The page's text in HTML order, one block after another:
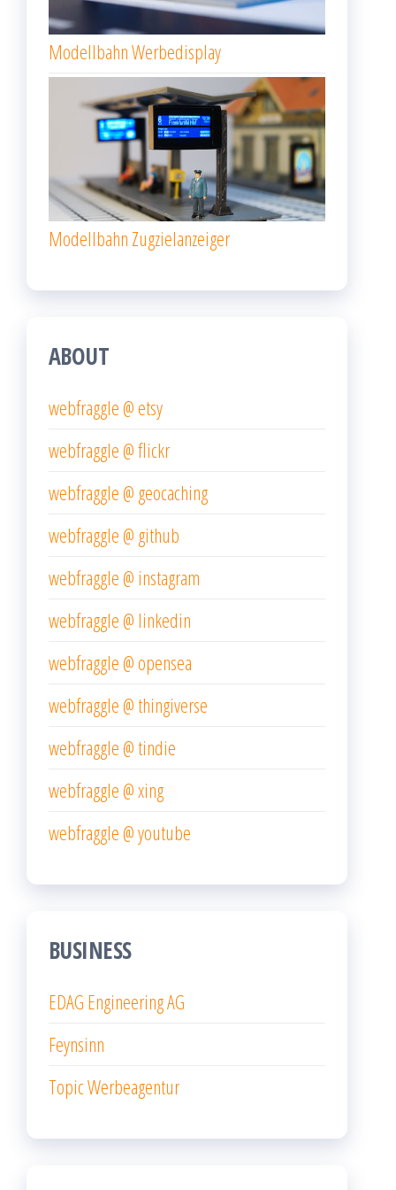
Modellbahn Werbedisplay
Modellbahn Zugzielanzeiger
ABOUT
webfraggle @ etsy
webfraggle @ flickr
webfraggle @ geocaching
webfraggle @ github
webfraggle @ instagram
webfraggle @ linkedin
webfraggle @ opensea
webfraggle @ thingiverse
webfraggle @ tindie
webfraggle @ xing
webfraggle @ youtube
BUSINESS
EDAG Engineering AG
Feynsinn
Topic Werbeagentur